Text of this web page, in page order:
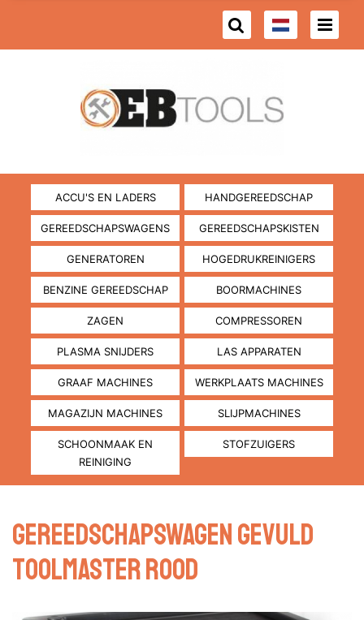
ACCU'S EN LADERS HANDGEREEDSCHAP
GEREEDSCHAPSWAGENS GEREEDSCHAPSKISTEN
GENERATOREN HOGEDRUKREINIGERS
BENZINE GEREEDSCHAP BOORMACHINES
ZAGEN COMPRESSOREN
PLASMA SNIJDERS LAS APPARATEN
GRAAF MACHINES WERKPLAATS MACHINES
MAGAZIJN MACHINES SLIJPMACHINES
SCHOONMAAK EN
REINIGING
STOFZUIGERS
Gereedschapswagen gevuld
toolmaster rood